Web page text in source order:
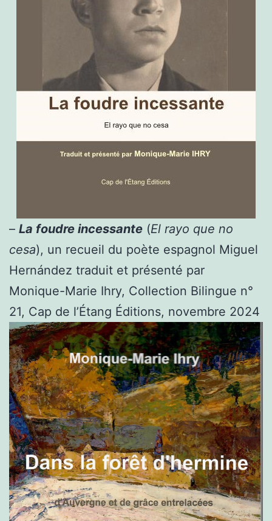
– La foudre incessante (El rayo que no
cesa), un recueil du poète espagnol Miguel
Hernández traduit et présenté par
Monique-Marie Ihry, Collection Bilingue n°
21, Cap de l’Étang Éditions, novembre 2024